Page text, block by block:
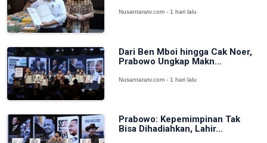
Nusantaratv.com - 1 hari lalu
Dari Ben Mboi hingga Cak Noer,
Prabowo Ungkap Makn...
Nusantaratv.com - 1 hari lalu
Prabowo: Kepemimpinan Tak
Bisa Dihadiahkan, Lahir...